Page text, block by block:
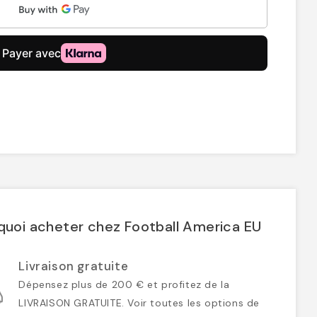
acheter chez Football America EU
Livraison gratuite
Dépensez plus de 200 € et profitez de la
LIVRAISON GRATUITE. Voir toutes les options de